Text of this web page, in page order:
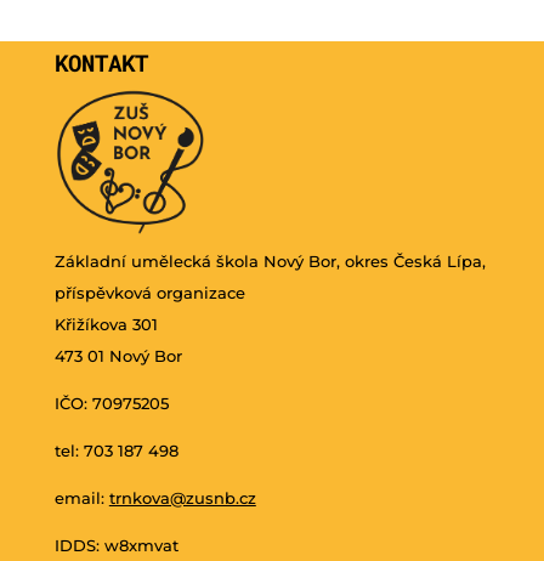
KONTAKT
Základní umělecká škola Nový Bor, okres Česká Lípa,
příspěvková organizace
Křižíkova 301
473 01 Nový Bor
IČO: 70975205
tel: 703 187 498
email: trnkova@zusnb.cz
IDDS: w8xmvat